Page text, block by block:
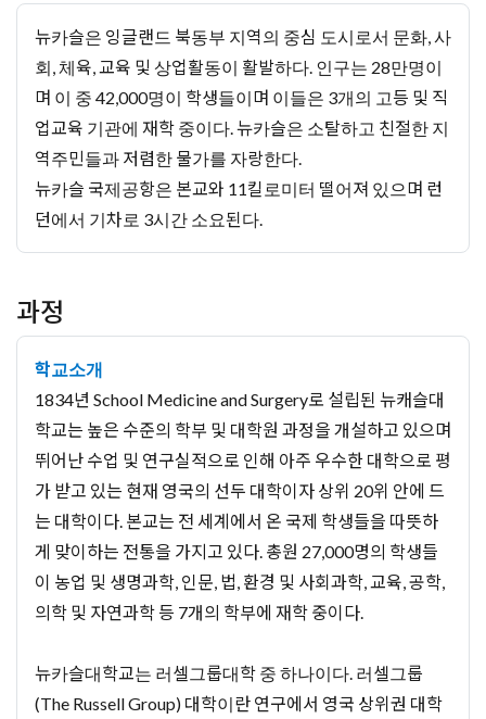
뉴카슬은 잉글랜드 북동부 지역의 중심 도시로서 문화, 사
회, 체육, 교육 및 상업활동이 활발하다. 인구는 28만명이
며 이 중 42,000명이 학생들이며 이들은 3개의 고등 및 직
업교육 기관에 재학 중이다. 뉴카슬은 소탈하고 친절한 지
역주민들과 저렴한 물가를 자랑한다.
뉴카슬 국제공항은 본교와 11킬로미터 떨어져 있으며 런
던에서 기차로 3시간 소요된다.
과정
학교소개
1834년 School Medicine and Surgery로 설립된 뉴캐슬대
학교는 높은 수준의 학부 및 대학원 과정을 개설하고 있으며
뛰어난 수업 및 연구실적으로 인해 아주 우수한 대학으로 평
가 받고 있는 현재 영국의 선두 대학이자 상위 20위 안에 드
는 대학이다. 본교는 전 세계에서 온 국제 학생들을 따뜻하
게 맞이하는 전통을 가지고 있다. 총원 27,000명의 학생들
이 농업 및 생명과학, 인문, 법, 환경 및 사회과학, 교육, 공학,
의학 및 자연과학 등 7개의 학부에 재학 중이다.
뉴카슬대학교는 러셀그룹대학 중 하나이다. 러셀그룹
(The Russell Group) 대학이란 연구에서 영국 상위권 대학